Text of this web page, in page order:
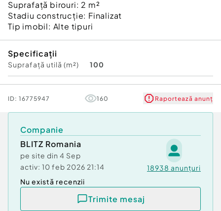
Suprafaţă birouri: 2 m²
Stadiu construcţie: Finalizat
Tip imobil: Alte tipuri
Specificații
Suprafață utilă (m²) 100
ID: 16775947 160 Raportează anunț
Companie
BLITZ Romania
pe site din 4 Sep
activ: 10 feb 2026 21:14 18938 anunțuri
Nu există recenzii
Trimite mesaj